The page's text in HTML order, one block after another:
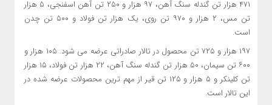
۴۷۱ هزار تن گندله سنگ آهن، ۹۷ هزار و ۲۵۰ تن آهن اسفنجی، ۵ هزار
تن مس، ۲ هزار و ۹۷۰ تن روی، یک هزار تن فولاد و ۵۰۰ تن چدن
است.
۱۹۷ هزار و ۷۲۵ تن محصول در تالار صادراتی عرضه می شود. ۱۰۵ هزار و
۶۰۰ تن سیمان، ۵۰ هزار تن گندله سنگ آهن، ۲۲ هزار تن فولاد، ۱۵ هزار
تن کلینکر و ۵ هزار و ۱۲۵ تن قیر از مهم ترین محصولات عرضه شده در
این تالار است.